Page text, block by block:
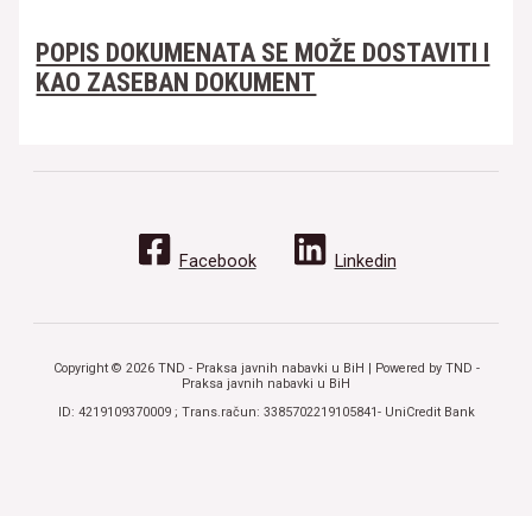
POPIS DOKUMENATA SE MOŽE DOSTAVITI I
KAO ZASEBAN DOKUMENT
Facebook Linkedin
Copyright © 2026 TND - Praksa javnih nabavki u BiH | Powered by TND -
Praksa javnih nabavki u BiH
ID: 4219109370009 ; Trans.račun: 3385702219105841- UniCredit Bank